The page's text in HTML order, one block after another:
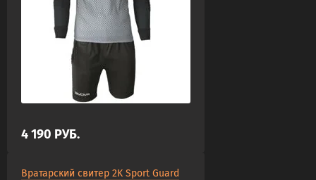
4 190 РУБ.
Вратарский свитер 2K Sport Guard